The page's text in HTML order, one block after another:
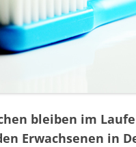
INDIVIDUELLER ZAHNERSATZ
FÜLLUNGEN
ADHÄSIVTECHNIK
bleiben im
Erwachsenen in